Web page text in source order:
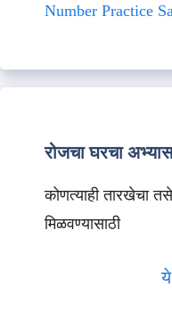
Number Practice
रोजचा घरचा
कोणत्याही तारखेचा
मिळवण्यासाठी